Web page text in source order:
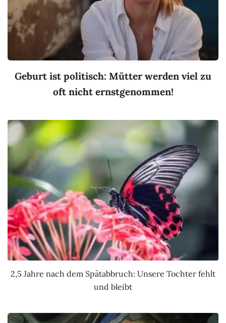
Geburt ist politisch: Mütter werden viel zu
oft nicht ernstgenommen!
2,5 Jahre nach dem Spätabbruch: Unsere Tochter fehlt
und bleibt